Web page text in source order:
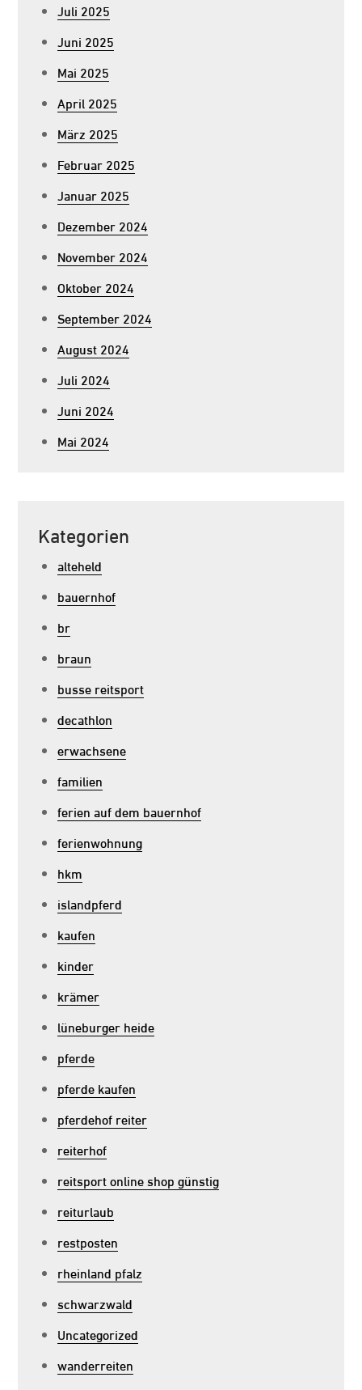
Juli 2025
Juni 2025
Mai 2025
April 2025
März 2025
Februar 2025
Januar 2025
Dezember 2024
November 2024
Oktober 2024
September 2024
August 2024
Juli 2024
Juni 2024
Mai 2024
Kategorien
alteheld
bauernhof
br
braun
busse reitsport
decathlon
erwachsene
familien
ferien auf dem bauernhof
ferienwohnung
hkm
islandpferd
kaufen
kinder
krämer
lüneburger heide
pferde
pferde kaufen
pferdehof reiter
reiterhof
reitsport online shop günstig
reiturlaub
restposten
rheinland pfalz
schwarzwald
Uncategorized
wanderreiten